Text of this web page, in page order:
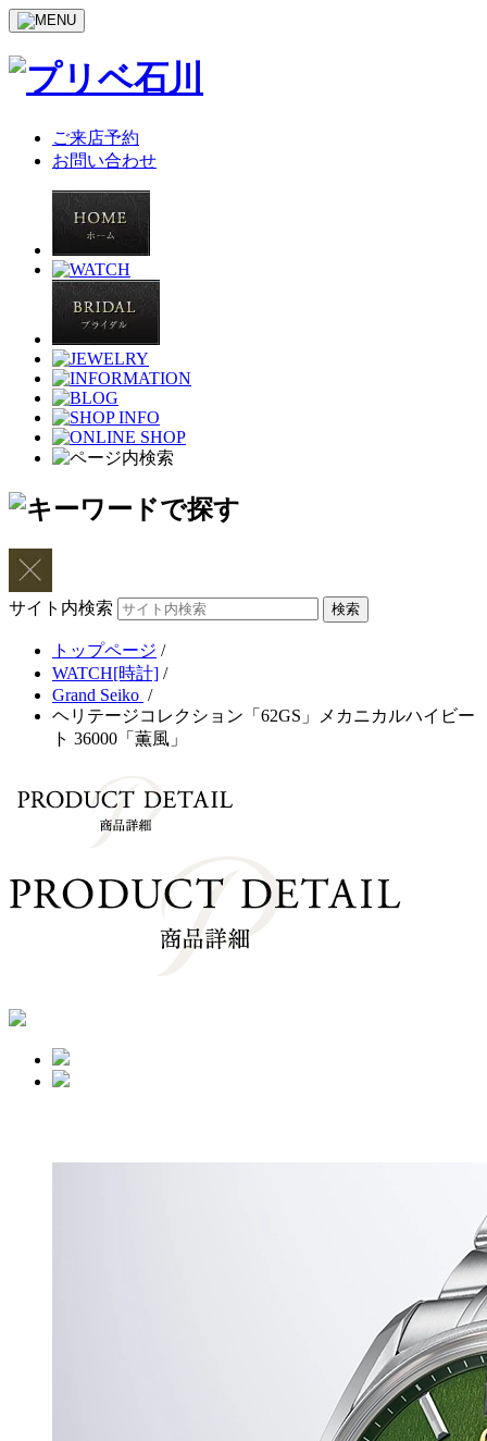
ご来店予約
お問い合わせ
サイト内検索
トップページ /
WATCH[時計] /
Grand Seiko /
ヘリテージコレクション「62GS」メカニカルハイビー
ト 36000「薫風」